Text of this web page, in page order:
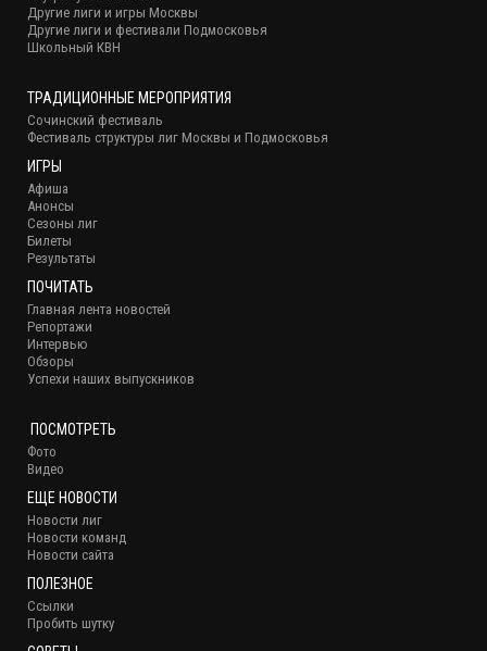
Другие лиги и игры Москвы
Другие лиги и фестивали Подмосковья
Школьный КВН
ТРАДИЦИОННЫЕ МЕРОПРИЯТИЯ
Сочинский фестиваль
Фестиваль структуры лиг Москвы и Подмосковья
ИГРЫ
Афиша
Анонсы
Сезоны лиг
Билеты
Результаты
ПОЧИТАТЬ
Главная лента новостей
Репортажи
Интервью
Обзоры
Успехи наших выпускников
ПОСМОТРЕТЬ
Фото
Видео
ЕЩЕ НОВОСТИ
Новости лиг
Новости команд
Новости сайта
ПОЛЕЗНОЕ
Ссылки
Пробить шутку